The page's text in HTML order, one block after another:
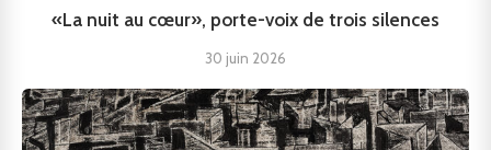
«La nuit au cœur», porte-voix de trois silences
30 juin 2026